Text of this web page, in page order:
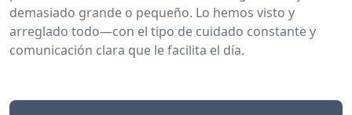
demasiado grande o pequeño. Lo hemos visto y
arreglado todo—con el tipo de cuidado constante y
comunicación clara que le facilita el día.